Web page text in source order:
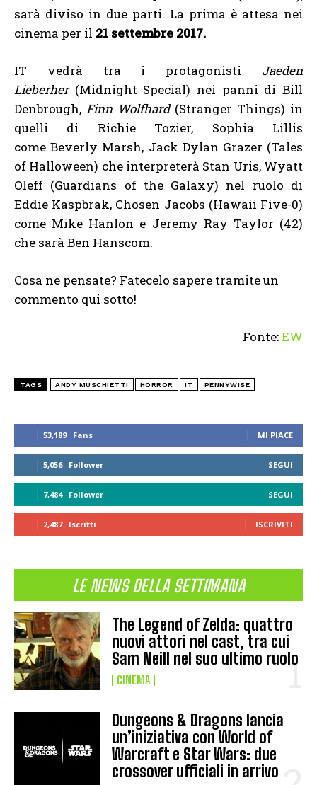
53,189 Fans MI PIACE
5,056 Follower SEGUI
7,484 Follower SEGUI
2,487 Iscritti ISCRIVITI
LE NEWS DELLA SETTIMANA
The Legend of Zelda: quattro
nuovi attori nel cast, tra cui
Sam Neill nel suo ultimo ruolo
CINEMA
Dungeons & Dragons lancia
un’iniziativa con World of
Warcraft e Star Wars: due
crossover ufficiali in arrivo
sarà diviso in due parti. La prima è attesa nei
cinema per il 21 settembre 2017.
IT vedrà tra i protagonisti Jaeden
Lieberher(Midnight Special) nei panni di Bill
Denbrough, Finn Wolfhard(Stranger Things) in
quelli di Richie Tozier, Sophia Lillis
come Beverly Marsh, Jack Dylan Grazer (Tales
of Halloween) che interpreterà Stan Uris, Wyatt
Oleff (Guardians of the Galaxy) nel ruolo di
Eddie Kaspbrak, Chosen Jacobs (Hawaii Five-0)
come Mike Hanlon e Jeremy Ray Taylor (42)
che sarà Ben Hanscom.
Cosa ne pensate? Fatecelo sapere tramite un
commento qui sotto!
Fonte:EW
TAGS ANDY MUSCHIETTI HORROR IT PENNYWISE